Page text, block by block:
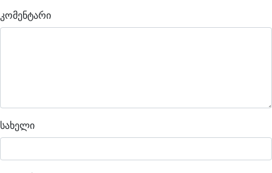
კომენტარი
სახელი